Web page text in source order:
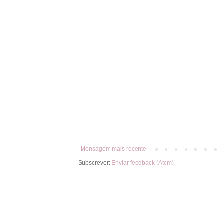
Mensagem mais recente
Subscrever: Enviar feedback (Atom)